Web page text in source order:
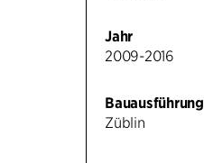
Jahr
2009-2016
Bauausführung
Züblin